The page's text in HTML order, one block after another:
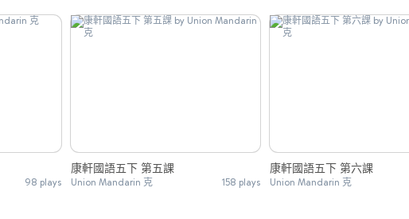
98 plays
康軒國語五下 第五課
Union Mandarin 克 158 plays
康軒國語五下 第六課
Union Mandarin 克